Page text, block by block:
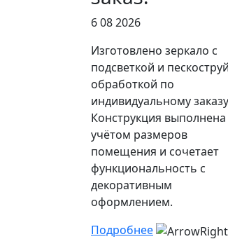
6 08 2026
Изготовлено зеркало с
подсветкой и
обработкой по
индивидуальному
Конструкция выполнена
учётом размеров
помещения и сочетает
функциональность с
декоративным
оформлением.
Подробнее